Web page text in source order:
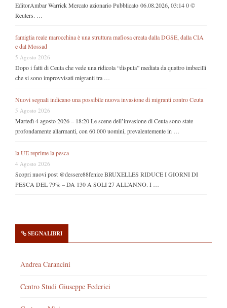
EditorAmbar Warrick Mercato azionario Pubblicato 06.08.2026, 03:14 0 ©
Reuters. …
famiglia reale marocchina è una struttura mafiosa creata dalla DGSE, dalla CIA
e dal Mossad
5 Agosto 2026
Dopo i fatti di Ceuta che vede una ridicola “disputa” mediata da quattro imbecilli
che si sono improvvisati migranti tra …
Nuovi segnali indicano una possibile nuova invasione di migranti contro Ceuta
5 Agosto 2026
Martedì 4 agosto 2026 – 18:20 Le scene dell’invasione di Ceuta sono state
profondamente allarmanti, con 60.000 uomini, prevalentemente in …
la UE reprime la pesca
4 Agosto 2026
Scopri nuovi post @dessere88fenice BRUXELLES RIDUCE I GIORNI DI
PESCA DEL 79% – DA 130 A SOLI 27 ALL’ANNO. I …
SEGNALIBRI
Andrea Carancini
Centro Studi Giuseppe Federici